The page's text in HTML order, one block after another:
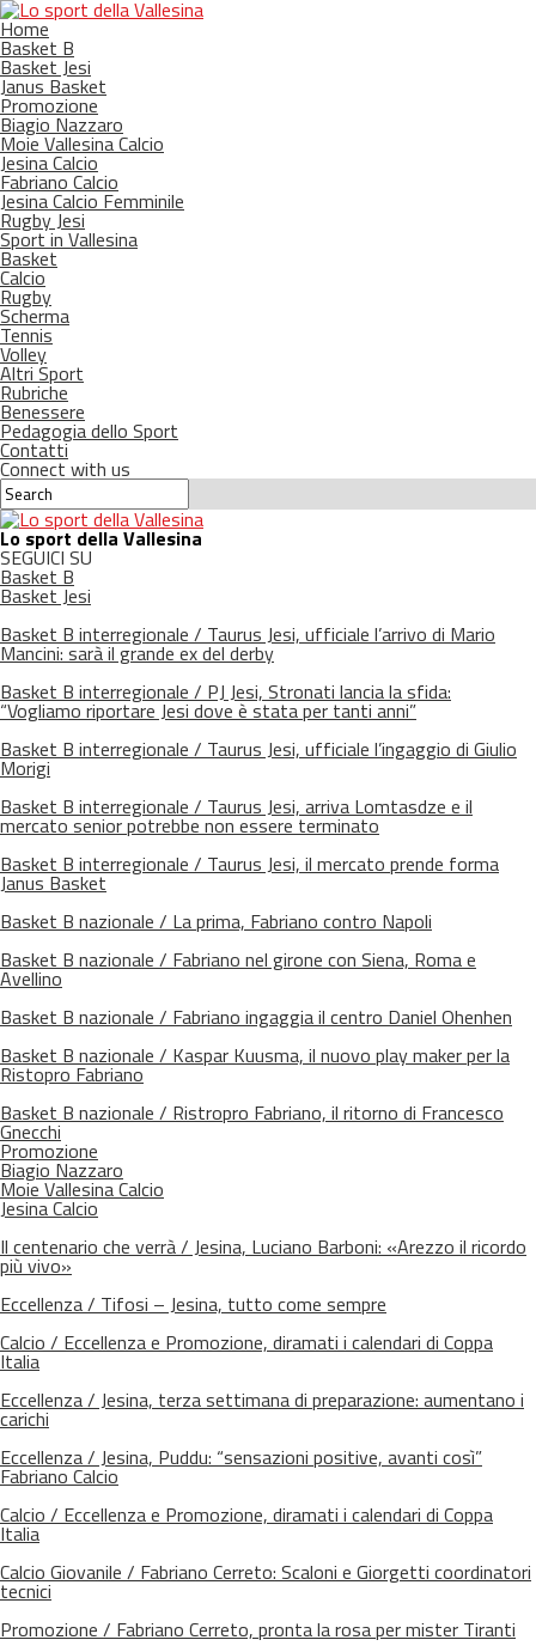
Home
Basket B
Basket Jesi
Janus Basket
Promozione
Biagio Nazzaro
Moie Vallesina Calcio
Jesina Calcio
Fabriano Calcio
Jesina Calcio Femminile
Rugby Jesi
Sport in Vallesina
Basket
Calcio
Rugby
Scherma
Tennis
Volley
Altri Sport
Rubriche
Benessere
Pedagogia dello Sport
Contatti
Connect with us
Lo sport della Vallesina
SEGUICI SU
Basket B
Basket Jesi
Basket B interregionale / Taurus Jesi, ufficiale l’arrivo di Mario
Mancini: sarà il grande ex del derby
Basket B interregionale / PJ Jesi, Stronati lancia la sfida:
“Vogliamo riportare Jesi dove è stata per tanti anni”
Basket B interregionale / Taurus Jesi, ufficiale l’ingaggio di Giulio
Morigi
Basket B interregionale / Taurus Jesi, arriva Lomtasdze e il
mercato senior potrebbe non essere terminato
Basket B interregionale / Taurus Jesi, il mercato prende forma
Janus Basket
Basket B nazionale / La prima, Fabriano contro Napoli
Basket B nazionale / Fabriano nel girone con Siena, Roma e
Avellino
Basket B nazionale / Fabriano ingaggia il centro Daniel Ohenhen
Basket B nazionale / Kaspar Kuusma, il nuovo play maker per la
Ristopro Fabriano
Basket B nazionale / Ristropro Fabriano, il ritorno di Francesco
Gnecchi
Promozione
Biagio Nazzaro
Moie Vallesina Calcio
Jesina Calcio
Il centenario che verrà / Jesina, Luciano Barboni: «Arezzo il ricordo
più vivo»
Eccellenza / Tifosi – Jesina, tutto come sempre
Calcio / Eccellenza e Promozione, diramati i calendari di Coppa
Italia
Eccellenza / Jesina, terza settimana di preparazione: aumentano i
carichi
Eccellenza / Jesina, Puddu: “sensazioni positive, avanti così”
Fabriano Calcio
Calcio / Eccellenza e Promozione, diramati i calendari di Coppa
Italia
Calcio Giovanile / Fabriano Cerreto: Scaloni e Giorgetti coordinatori
tecnici
Promozione / Fabriano Cerreto, pronta la rosa per mister Tiranti